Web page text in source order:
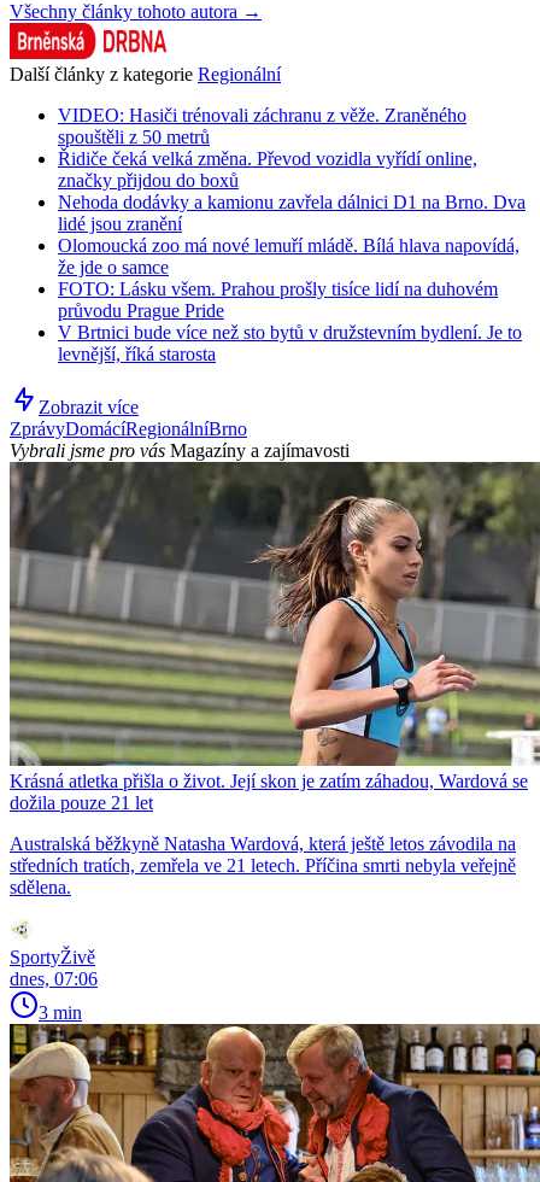
Všechny články tohoto autora →
Další články z kategorie Regionální
VIDEO: Hasiči trénovali záchranu z věže. Zraněného
spouštěli z 50 metrů
Řidiče čeká velká změna. Převod vozidla vyřídí online,
značky přijdou do boxů
Nehoda dodávky a kamionu zavřela dálnici D1 na Brno. Dva
lidé jsou zranění
Olomoucká zoo má nové lemuří mládě. Bílá hlava napovídá,
že jde o samce
FOTO: Lásku všem. Prahou prošly tisíce lidí na duhovém
průvodu Prague Pride
V Brtnici bude více než sto bytů v družstevním bydlení. Je to
levnější, říká starosta
Zobrazit více
ZprávyDomácíRegionálníBrno
Vybrali jsme pro vás Magazíny a zajímavosti
Krásná atletka přišla o život. Její skon je zatím záhadou, Wardová se
dožila pouze 21 let
Australská běžkyně Natasha Wardová, která ještě letos závodila na
středních tratích, zemřela ve 21 letech. Příčina smrti nebyla veřejně
sdělena.
SportyŽivě
dnes, 07:06
3 min